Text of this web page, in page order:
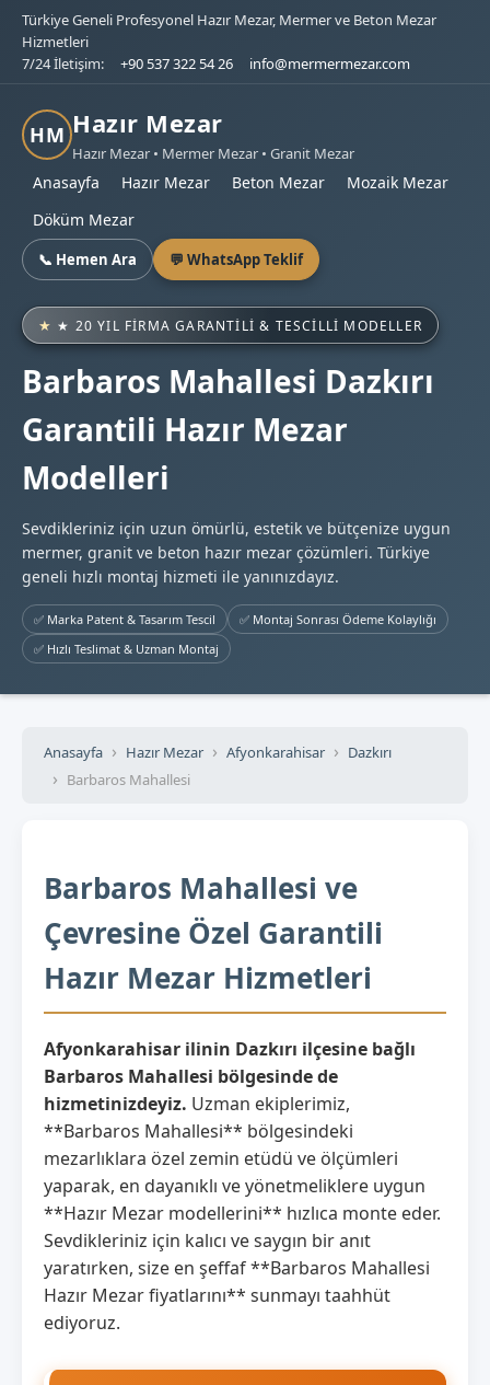
Türkiye Geneli Profesyonel Hazır Mezar, Mermer ve Beton Mezar
Hizmetleri
7/24 İletişim:
+90 537 322 54 26 info@mermermezar.com
HM Hazır Mezar
Hazır Mezar • Mermer Mezar • Granit Mezar
Anasayfa Hazır Mezar Beton Mezar
Mozaik Mezar
Döküm Mezar
📞 Hemen Ara 💬 WhatsApp Teklif
★ 20 YIL FIRMA GARANTILI & TESCILLI MODELLER
Barbaros Mahallesi Dazkırı
Garantili Hazır Mezar
Modelleri
Sevdikleriniz için uzun ömürlü, estetik ve bütçenize uygun
mermer, granit ve beton hazır mezar çözümleri. Türkiye
geneli hızlı montaj hizmeti ile yanınızdayız.
✅ Marka Patent & Tasarım Tescil
✅ Montaj Sonrası Ödeme Kolaylığı
✅ Hızlı Teslimat & Uzman Montaj
Anasayfa Hazır Mezar Afyonkarahisar
Dazkırı
Barbaros Mahallesi
Barbaros Mahallesi ve
Çevresine Özel Garantili
Hazır Mezar Hizmetleri
Afyonkarahisar ilinin Dazkırı ilçesine bağlı
Barbaros Mahallesi bölgesinde de
hizmetinizdeyiz. Uzman ekiplerimiz,
**Barbaros Mahallesi** bölgesindeki
mezarlıklara özel zemin etüdü ve ölçümleri
yaparak, en dayanıklı ve yönetmeliklere uygun
**Hazır Mezar modellerini** hızlıca monte eder.
Sevdikleriniz için kalıcı ve saygın bir anıt
yaratırken, size en şeffaf **Barbaros Mahallesi
Hazır Mezar fiyatlarını** sunmayı taahhüt
ediyoruz.